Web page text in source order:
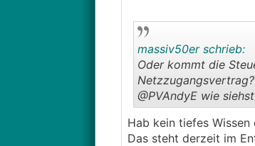
massiv50er schrieb:
Oder kommt die
Netzzugangsvertrag?
@PVAndyE wie
Hab kein tiefes
Das steht derzeit im